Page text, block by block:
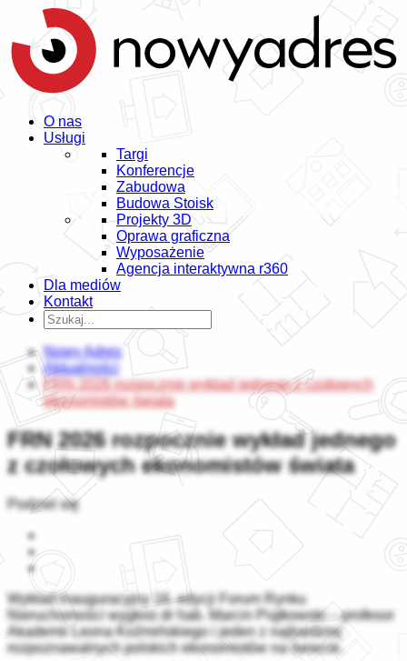
O nas
Usługi
Targi
Konferencje
Zabudowa
Budowa Stoisk
Projekty 3D
Oprawa graficzna
Wyposażenie
Agencja interaktywna r360
Dla mediów
Kontakt
Nowy Adres
Aktualności
FRN 2026 rozpocznie wykład jednego z czołowych
ekonomistów świata
FRN 2026 rozpocznie wykład jednego
z czołowych ekonomistów świata
Podziel się
Wykład inauguracyjny 16. edycji Forum Rynku
Nieruchomości wygłosi dr hab. Marcin Piątkowski – profesor
Akademii Leona Koźmińskiego i jeden z najbardziej
rozpoznawalnych polskich ekonomistów na świecie.